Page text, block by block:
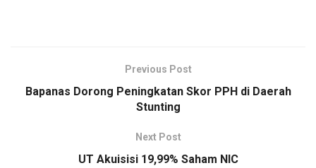
Previous Post
Bapanas Dorong Peningkatan Skor PPH di Daerah
Stunting
Next Post
UT Akuisisi 19,99% Saham NIC